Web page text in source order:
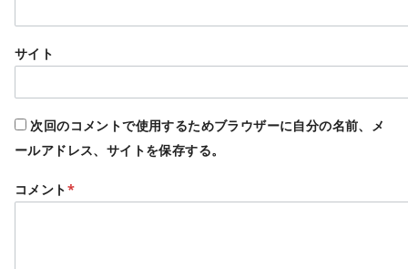
サイト
次回のコメントで使用するためブラウザーに自分の名前、メ
ールアドレス、サイトを保存する。
コメント*